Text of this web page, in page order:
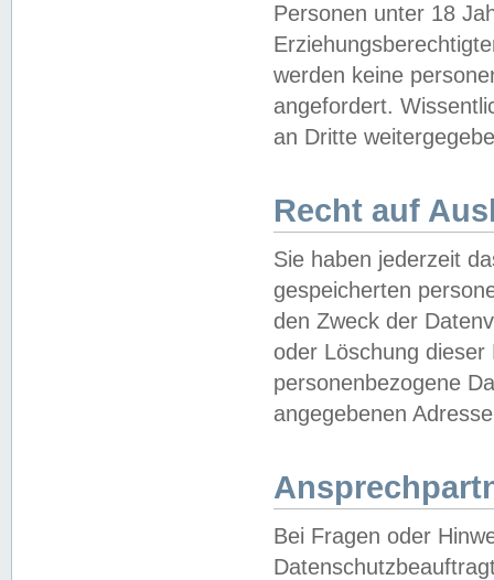
Personen unter 18
werden keine
angefordert.
an Dritte
Recht auf
Sie haben jederzeit
gespeicherten
den Zweck der
oder Löschung
personenbezogene
angegebenen
Bei Fragen oder